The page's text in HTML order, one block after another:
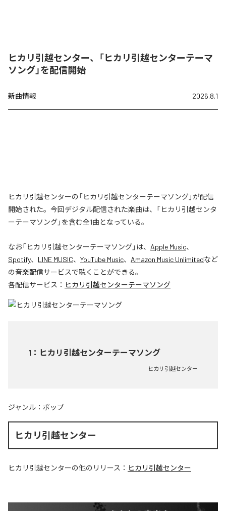
ヒカリ引越センター、「ヒカリ引越センターテーマ
ソング」を配信開始
新曲情報 2026.8.1
ヒカリ引越センターの「ヒカリ引越センターテーマソング」が配信
開始された。今回デジタル配信された楽曲は、「ヒカリ引越センタ
ーテーマソング」を含む全1曲となっている。
なお「ヒカリ引越センターテーマソング」は、 Apple Music、
Spotify、 LINE MUSIC、 YouTube Music、 Amazon Music Unlimitedなど
の音楽配信サービスで聴くことができる。
各配信サービス： ヒカリ引越センターテーマソング
1 ： ヒカリ引越センターテーマソング
ヒカリ引越センター
ジャンル： ポップ
ヒカリ引越センター
ヒカリ引越センターの他のリリース： ヒカリ引越センター